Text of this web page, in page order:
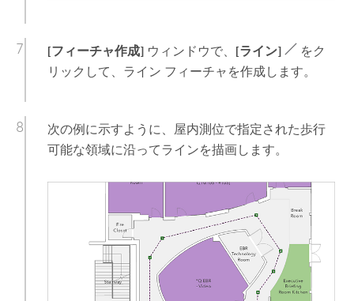
[フィーチャ作成]ウィンドウで、 [ライン]
をク
リックして、ライン フィーチャを作成します。
次の例に示すように、屋内測位で指定された歩行
可能な領域に沿ってラインを描画します。